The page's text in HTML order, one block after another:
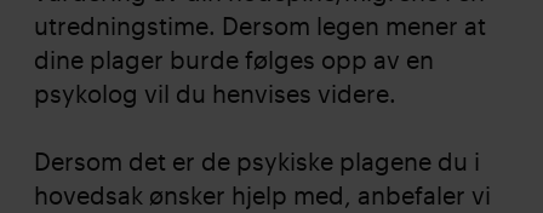
utredningstime. Dersom legen mener at
dine plager burde følges opp av en
psykolog vil du henvises videre.
Dersom det er de psykiske plagene du i
hovedsak ønsker hjelp med, anbefaler vi